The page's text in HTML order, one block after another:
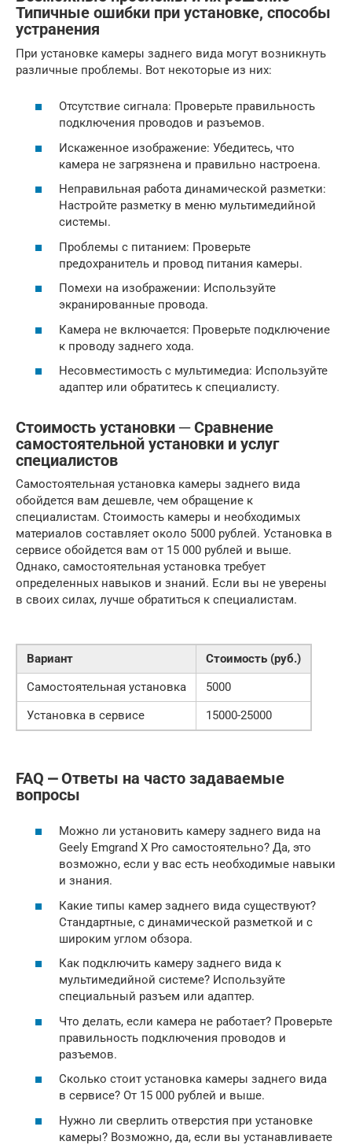
Типичные ошибки при установке, способы
устранения
При установке камеры заднего вида могут возникнуть
различные проблемы. Вот некоторые из них:
Отсутствие сигнала: Проверьте правильность
подключения проводов и разъемов.
Искаженное изображение: Убедитесь, что
камера не загрязнена и правильно настроена.
Неправильная работа динамической разметки:
Настройте разметку в меню мультимедийной
системы.
Проблемы с питанием: Проверьте
предохранитель и провод питания камеры.
Помехи на изображении: Используйте
экранированные провода.
Камера не включается: Проверьте подключение
к проводу заднего хода.
Несовместимость с мультимедиа: Используйте
адаптер или обратитесь к специалисту.
Стоимость установки ─ Сравнение
самостоятельной установки и услуг
специалистов
Самостоятельная установка камеры заднего вида
обойдется вам дешевле, чем обращение к
специалистам. Стоимость камеры и необходимых
материалов составляет около 5000 рублей. Установка в
сервисе обойдется вам от 15 000 рублей и выше.
Однако, самостоятельная установка требует
определенных навыков и знаний. Если вы не уверены
в своих силах, лучше обратиться к специалистам.
Вариант
Стоимость (руб.)
Самостоятельная установка
5000
Установка в сервисе
15000-25000
FAQ ⎼ Ответы на часто задаваемые
вопросы
Можно ли установить камеру заднего вида на
Geely Emgrand X Pro самостоятельно? Да, это
возможно, если у вас есть необходимые навыки
и знания.
Какие типы камер заднего вида существуют?
Стандартные, с динамической разметкой и с
широким углом обзора.
Как подключить камеру заднего вида к
мультимедийной системе? Используйте
специальный разъем или адаптер.
Что делать, если камера не работает? Проверьте
правильность подключения проводов и
разъемов.
Сколько стоит установка камеры заднего вида
в сервисе? От 15 000 рублей и выше.
Нужно ли сверлить отверстия при установке
камеры? Возможно, да, если вы устанавливаете